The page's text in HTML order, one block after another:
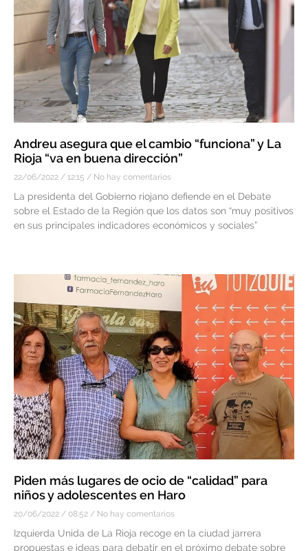
Andreu asegura que el cambio “funciona” y La
Rioja “va en buena dirección”
22/06/2022 12:15 No hay comentarios
La presidenta del Gobierno riojano defiende en el Debate
sobre el Estado de la Región que los datos son “muy positivos
en sus principales indicadores económicos y sociales”
Piden más lugares de ocio de “calidad” para
niños y adolescentes en Haro
20/06/2022 08:52 No hay comentarios
Izquierda Unida de La Rioja recoge en la ciudad jarrera
propuestas e ideas para debatir en el próximo debate sobre